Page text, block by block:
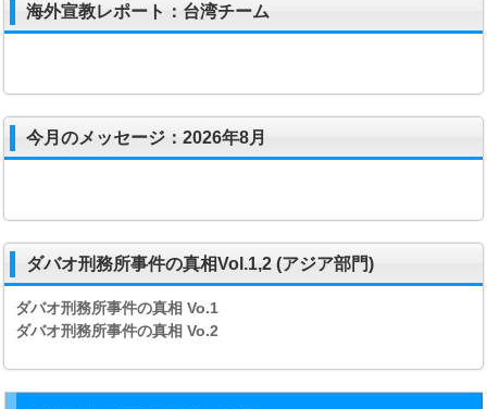
海外宣教レポート：台湾チーム
今月のメッセージ：2026年8月
ダバオ刑務所事件の真相Vol.1,2 (アジア部門)
ダバオ刑務所事件の真相Vo.1
ダバオ刑務所事件の真相Vo.2